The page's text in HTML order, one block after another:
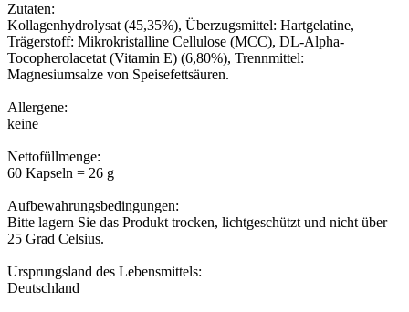
Zutaten:
Kollagenhydrolysat (45,35%), Überzugsmittel: Hartgelatine,
Trägerstoff: Mikrokristalline Cellulose (MCC), DL-Alpha-
Tocopherolacetat (Vitamin E) (6,80%), Trennmittel:
Magnesiumsalze von Speisefettsäuren.
Allergene:
keine
Nettofüllmenge:
60 Kapseln = 26 g
Aufbewahrungsbedingungen:
Bitte lagern Sie das Produkt trocken, lichtgeschützt und nicht über
25 Grad Celsius.
Ursprungsland des Lebensmittels:
Deutschland